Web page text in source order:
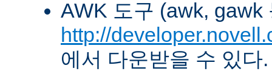
AWK 도구 (awk, gawk
http://
에서 다운받을 수 있